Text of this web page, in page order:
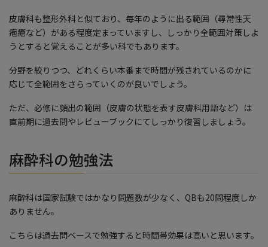
皮膚科も整形外科と似ており、毎年のように出る範囲（尋常性天
疱瘡など）がある程度定まっていますし、しっかり全範囲対策しよ
うとすると覚えることが多い科でもあります。
分野を絞りつつ、どれくらい本番まで時間が残されているのかに
応じて全範囲をさらっていくのが良いでしょう。
ただ、必修に頻出の範囲（皮膚の状態を表す皮膚科用語など）は
直前期に過去問やレビューブックにてしっかり復習しましょう。
麻酔科の勉強法
麻酔科は国家試験ではかなり問題数が少なく、QBも20問程度しか
ありません。
こちらは過去問ベースで勉強すると時間帯効果は高いと思います。